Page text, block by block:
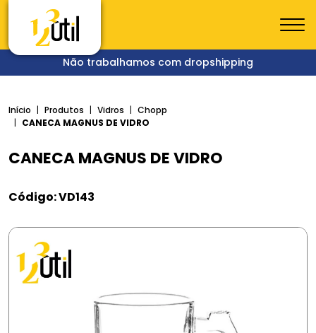
Não trabalhamos com dropshipping
Início Produtos Vidros
Chopp
CANECA MAGNUS DE VIDRO
CANECA MAGNUS DE VIDRO
Código: VD143